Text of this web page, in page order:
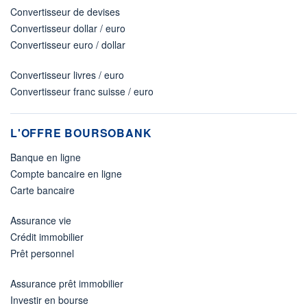
Convertisseur de devises
Convertisseur dollar / euro
Convertisseur euro / dollar
Convertisseur livres / euro
Convertisseur franc suisse / euro
L'OFFRE BOURSOBANK
Banque en ligne
Compte bancaire en ligne
Carte bancaire
Assurance vie
Crédit immobilier
Prêt personnel
Assurance prêt immobilier
Investir en bourse